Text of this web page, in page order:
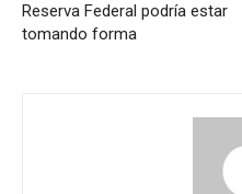
Reserva Federal podría estar
tomando forma